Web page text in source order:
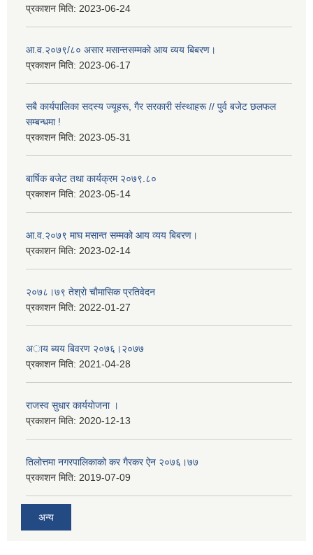
प्रकाशन मिति: 2023-06-24
आ.व.२०७९/८० असार मसान्तसम्मको आय व्यय बिबरण।
प्रकाशन मिति: 2023-06-17
सबै कार्यपालिका सदस्य ज्यूहरू, गैर सरकारी संस्थाहरू // पुर्व बजेट छलफल
सम्बन्धमा !
प्रकाशन मिति: 2023-05-31
बार्षिक बजेट तथा कार्यक्रम २०७९.८०
प्रकाशन मिति: 2023-05-14
आ.व.२०७९ माघ मसान्त सम्मको आय व्यय बिबरण।
प्रकाशन मिति: 2023-02-14
२०७८।७९ तेश्राे चाैमासिक प्रतिवेदन
प्रकाशन मिति: 2022-01-27
अाय ब्यय बिवरण २०७६।२०७७
प्रकाशन मिति: 2021-04-28
राजस्व सुधार कार्ययाेजना ।
प्रकाशन मिति: 2020-12-13
तिलोत्तमा नगरपालिकाको कर गैरकर ऐन २०७६।७७
प्रकाशन मिति: 2019-07-09
अन्य